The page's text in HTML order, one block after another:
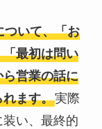
ついて、「お
最初は問い
営業の話に
れます。実際
い、最終的